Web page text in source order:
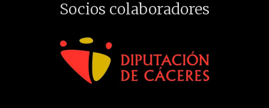
Socios colaboradores